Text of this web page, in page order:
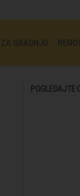
GRADNJU
POGLEDAJTE